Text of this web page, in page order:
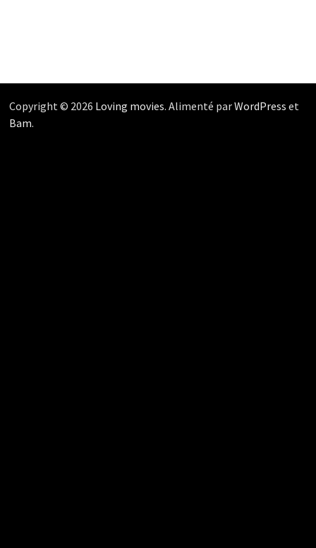
Copyright © 2026 Loving movies. Alimenté parWordPress et
Bam.